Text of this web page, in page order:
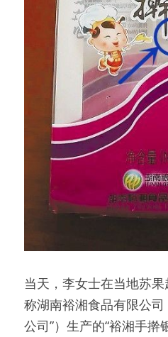
当天，李女士在当地苏
称湖南裕湘食品有限公
公司”）生产的“裕湘手擀